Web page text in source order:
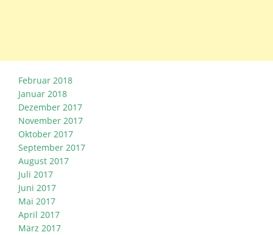
Februar 2018
Januar 2018
Dezember 2017
November 2017
Oktober 2017
September 2017
August 2017
Juli 2017
Juni 2017
Mai 2017
April 2017
März 2017